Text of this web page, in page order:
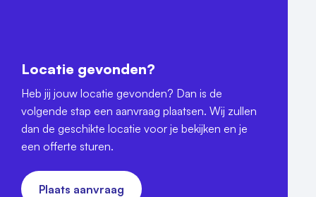
Locatie gevonden?
Heb jij jouw locatie gevonden? Dan is de
volgende stap een aanvraag plaatsen. Wij zullen
dan de geschikte locatie voor je bekijken en je
een offerte sturen.
Plaats aanvraag